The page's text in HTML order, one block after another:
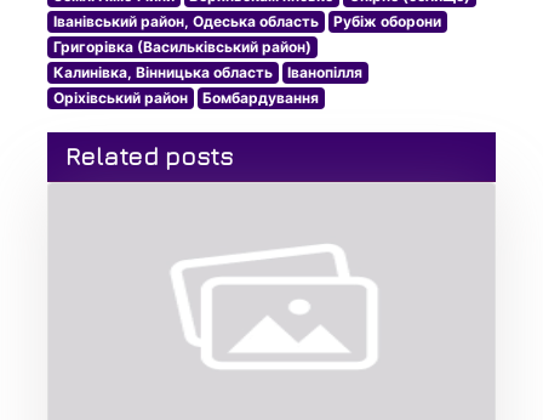
Іванівський район, Одеська область
Рубіж оборони
Григорівка (Васильківський район)
Калинівка, Вінницька область
Іванопілля
Оріхівський район
Бомбардування
Related posts